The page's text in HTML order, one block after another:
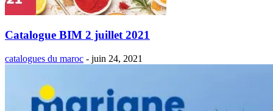
Catalogue BIM 2 juillet 2021
catalogues du maroc - juin 24, 2021